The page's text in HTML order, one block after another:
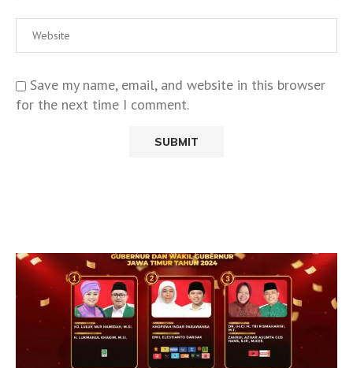
Save my name, email, and website in this browser
for the next time I comment.